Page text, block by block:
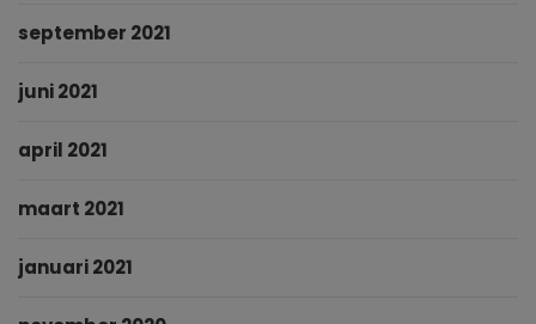
september 2021
juni 2021
april 2021
maart 2021
januari 2021